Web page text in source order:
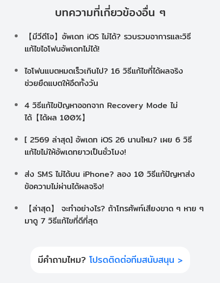
บทความที่เกี่ยวข้องอื่น ๆ
【มีวีดีโอ】อัพเดท iOS ไม่ได้? รวบรวมอาการและวิธี
แก้ไขไอโฟนอัพเดทไม่ได้!
ไอโฟนแบตหมดเร็วเกินไป? 16 วิธีแก้ไขที่ได้ผลจริง
ช่วยยืดแบตให้อึดทั้งวัน
4 วิธีแก้ไขปัญหาออกจาก Recovery Mode ไม่
ได้【ได้ผล 100%】
[ 2569 ล่าสุด] อัพเดท iOS 26 นานไหม? เผย 6 วิธี
แก้ไขไม่ให้อัพเดทยาวเป็นชั่วโมง!
ส่ง SMS ไม่ได้บน iPhone? ลอง 10 วิธีแก้ปัญหาส่ง
ข้อความไม่ผ่านได้ผลจริง!
【ล่าสุด】 จะทำอย่างไร? ถ้าโทรศัพท์เสียงขาด ๆ หาย ๆ
มาดู 7 วิธีแก้ไขที่ดีที่สุด
มีคำถามไหม? โปรดติดต่อทีมสนับสนุน >